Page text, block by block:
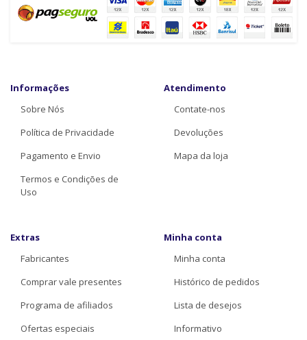
Informações
Sobre Nós
Política de Privacidade
Pagamento e Envio
Termos e Condições de
Uso
Atendimento
Contate-nos
Devoluções
Mapa da loja
Extras
Fabricantes
Comprar vale presentes
Programa de afiliados
Ofertas especiais
Minha conta
Minha conta
Histórico de pedidos
Lista de desejos
Informativo